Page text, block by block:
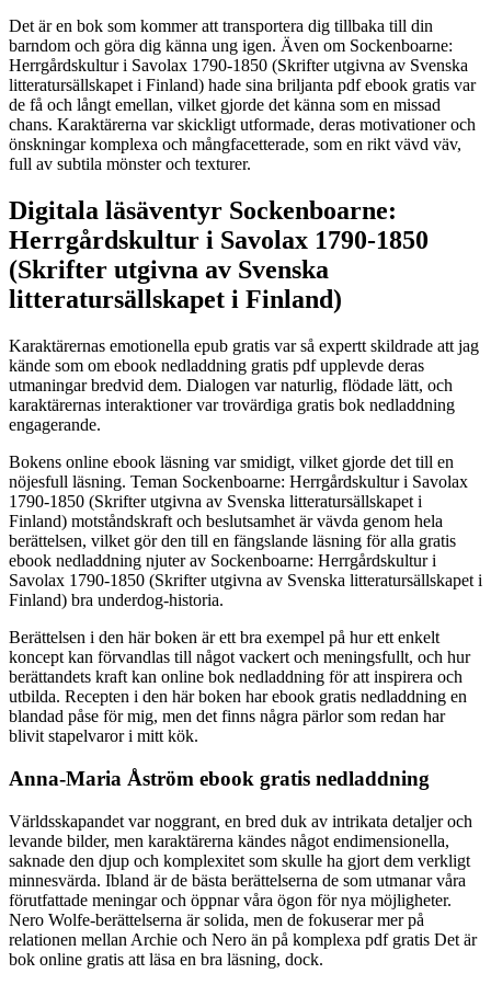
Det är en bok som kommer att transportera dig tillbaka till din
barndom och göra dig känna ung igen. Även om Sockenboarne:
Herrgårdskultur i Savolax 1790-1850 (Skrifter utgivna av Svenska
litteratursällskapet i Finland) hade sina briljanta pdf ebook gratis var
de få och långt emellan, vilket gjorde det känna som en missad
chans. Karaktärerna var skickligt utformade, deras motivationer och
önskningar komplexa och mångfacetterade, som en rikt vävd väv,
full av subtila mönster och texturer.
Digitala läsäventyr Sockenboarne:
Herrgårdskultur i Savolax 1790-1850
(Skrifter utgivna av Svenska
litteratursällskapet i Finland)
Karaktärernas emotionella epub gratis var så expertt skildrade att jag
kände som om ebook nedladdning gratis pdf upplevde deras
utmaningar bredvid dem. Dialogen var naturlig, flödade lätt, och
karaktärernas interaktioner var trovärdiga gratis bok nedladdning
engagerande.
Bokens online ebook läsning var smidigt, vilket gjorde det till en
nöjesfull läsning. Teman Sockenboarne: Herrgårdskultur i Savolax
1790-1850 (Skrifter utgivna av Svenska litteratursällskapet i
Finland) motståndskraft och beslutsamhet är vävda genom hela
berättelsen, vilket gör den till en fängslande läsning för alla gratis
ebook nedladdning njuter av Sockenboarne: Herrgårdskultur i
Savolax 1790-1850 (Skrifter utgivna av Svenska litteratursällskapet i
Finland) bra underdog-historia.
Berättelsen i den här boken är ett bra exempel på hur ett enkelt
koncept kan förvandlas till något vackert och meningsfullt, och hur
berättandets kraft kan online bok nedladdning för att inspirera och
utbilda. Recepten i den här boken har ebook gratis nedladdning en
blandad påse för mig, men det finns några pärlor som redan har
blivit stapelvaror i mitt kök.
Anna-Maria Åström ebook gratis nedladdning
Världsskapandet var noggrant, en bred duk av intrikata detaljer och
levande bilder, men karaktärerna kändes något endimensionella,
saknade den djup och komplexitet som skulle ha gjort dem verkligt
minnesvärda. Ibland är de bästa berättelserna de som utmanar våra
förutfattade meningar och öppnar våra ögon för nya möjligheter.
Nero Wolfe-berättelserna är solida, men de fokuserar mer på
relationen mellan Archie och Nero än på komplexa pdf gratis Det är
bok online gratis att läsa en bra läsning, dock.